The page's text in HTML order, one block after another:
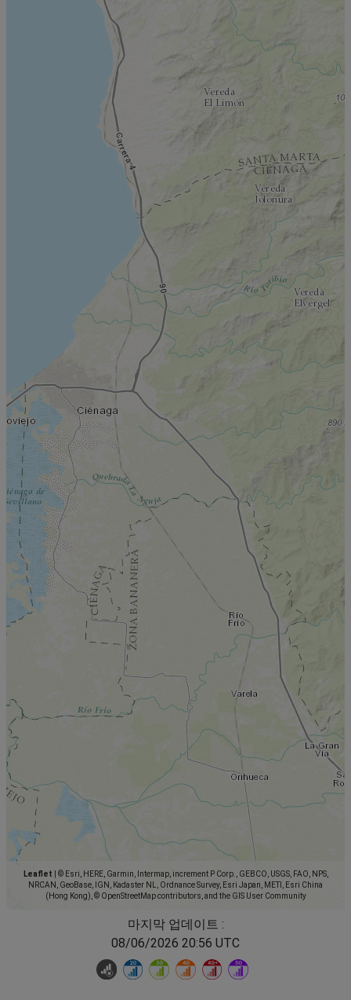
Leaflet
© Esri, HERE, Garmin, Intermap, increment P Corp., GEBCO, USGS, FAO, NPS,
NRCAN, GeoBase, IGN, Kadaster NL, Ordnance Survey, Esri Japan, METI, Esri China
(Hong Kong), © OpenStreetMap contributors, and the GIS User Community
마지막 업데이트 :
08/06/2026 20:56 UTC